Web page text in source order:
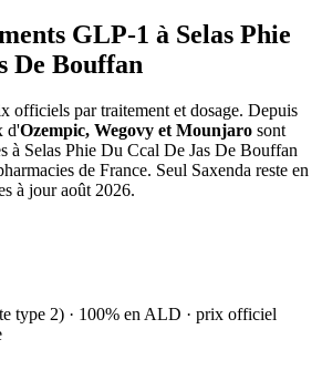
GLP-1 à Selas Phie
De Bouffan
officiels par traitement et dosage. Depuis
d'Ozempic, Wegovy et Mounjaro sont
à Selas Phie Du Ccal De Jas De Bouffan
de France. Seul Saxenda reste en
à jour août 2026.
type 2) · 100% en ALD · prix officiel